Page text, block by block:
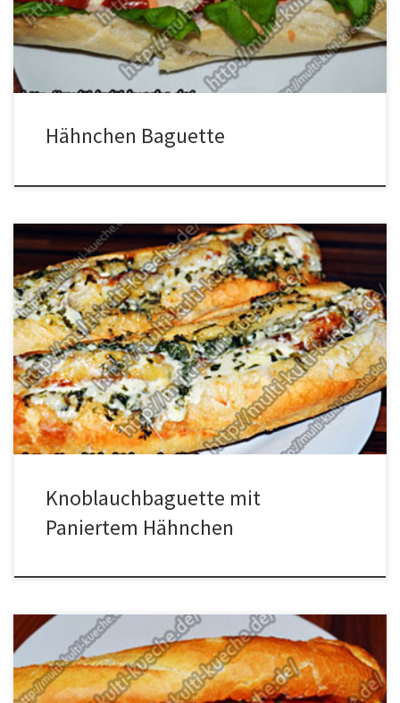
den Tomaten, den Mozzarella und dem Fleisch füllen und in den
Ofen […]
Hähnchen Baguette
Zutaten für Knoblauchbaguette mit Paniertem Hähnchen 1
Baguette2 Hähnchenbrustfilet3 Eier100g Butter2
Knoblauchzehenca. 3 Scheiben
ButterkäsePetersilieParmesanSalzMehl und Paniermehl zum
Panieren Zubereitung für Knoblauchbaguette mit Paniertem
Hähnchen Das Hähnchenbrustfilet in Stücke schneiden, den Knobi
hacken und die Butter etwas schmelzen. Nun das
gesalzene Fleisch erst in dem Mehl dann in den Eiern und dann
[…]
Knoblauchbaguette mit
Paniertem Hähnchen
Zutaten für Schinken Käse Baguette 4 hart gekochte Eier1
Baguette4 Scheiben Kochschinken2 Tomaten3 Scheiben